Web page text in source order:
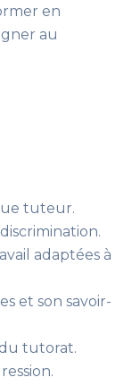
en
au
tuteur.
adaptées à
et son savoir-
tutorat.